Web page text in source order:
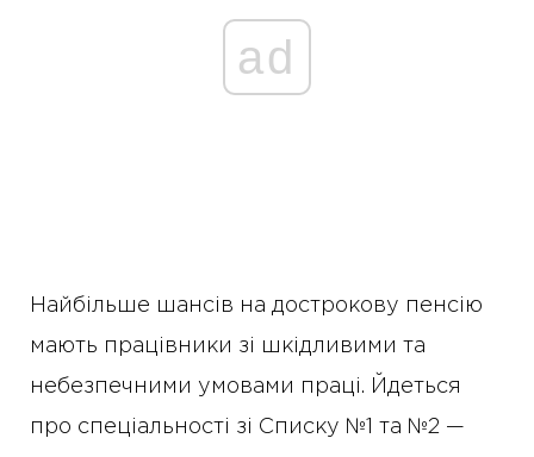
ad
Найбільше шансів на дострокову пенсію
мають працівники зі шкідливими та
небезпечними умовами праці. Йдеться
про спеціальності зі Списку №1 та №2 —